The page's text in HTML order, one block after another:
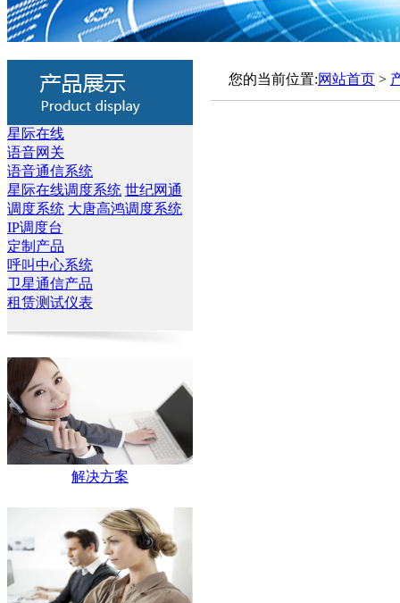
星际在线
语音网关
语音通信系统
星际在线调度系统 世纪网通
调度系统 大唐高鸿调度系统
IP调度台
定制产品
呼叫中心系统
卫星通信产品
租赁测试仪表
解决方案
您的当前位置:网站首页 >